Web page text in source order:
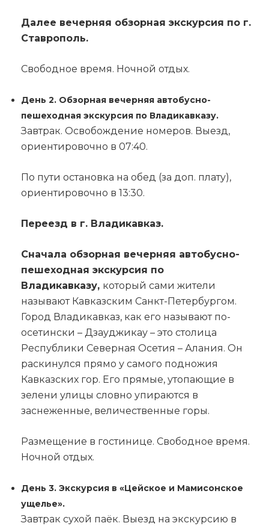
Далее вечерняя обзорная экскурсия по г.
Ставрополь.
Свободное время. Ночной отдых.
День 2. Обзорная вечерняя автобусно-
пешеходная экскурсия по Владикавказу.
Завтрак. Освобождение номеров. Выезд,
ориентировочно в 07:40.
По пути остановка на обед (за доп. плату),
ориентировочно в 13:30.
Переезд в г. Владикавказ.
Сначала обзорная вечерняя автобусно-
пешеходная экскурсия по
Владикавказу, который сами жители
называют Кавказским Санкт-Петербургом.
Город Владикавказ, как его называют по-
осетински – Дзауджикау – это столица
Республики Северная Осетия – Алания. Он
раскинулся прямо у самого подножия
Кавказских гор. Его прямые, утопающие в
зелени улицы словно упираются в
заснеженные, величественные горы.
Размещение в гостинице. Свободное время.
Ночной отдых.
День 3. Экскурсия в «Цейское и Мамисонское
ущелье».
Завтрак сухой паёк. Выезд на экскурсию в